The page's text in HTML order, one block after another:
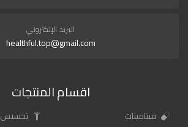
البريد الإلكتروني
healthful.top@gmail.com
اقسام المنتجات
فيتامينات
تخسيس